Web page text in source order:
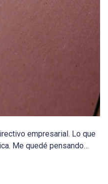
empresarial. Lo que
Me quedé pensando…